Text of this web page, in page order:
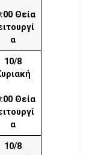
Θεία
α
10/8
Θεία
α
10/8